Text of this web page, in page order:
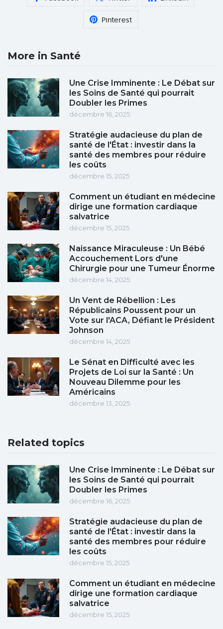
Pinterest
More in Santé
Une Crise Imminente : Le Débat sur
les Soins de Santé qui pourrait
Doubler les Primes
décembre 16, 2025
Stratégie audacieuse du plan de
santé de l'État : investir dans la
santé des membres pour réduire
les coûts
décembre 15, 2025
Comment un étudiant en médecine
dirige une formation cardiaque
salvatrice
décembre 15, 2025
Naissance Miraculeuse : Un Bébé
Accouchement Lors d'une
Chirurgie pour une Tumeur Énorme
décembre 14, 2025
Un Vent de Rébellion : Les
Républicains Poussent pour un
Vote sur l'ACA, Défiant le Président
Johnson
décembre 14, 2025
Le Sénat en Difficulté avec les
Projets de Loi sur la Santé : Un
Nouveau Dilemme pour les
Américains
décembre 13, 2025
Related topics
Une Crise Imminente : Le Débat sur
les Soins de Santé qui pourrait
Doubler les Primes
décembre 16, 2025
Stratégie audacieuse du plan de
santé de l'État : investir dans la
santé des membres pour réduire
les coûts
décembre 15, 2025
Comment un étudiant en médecine
dirige une formation cardiaque
salvatrice
décembre 15, 2025